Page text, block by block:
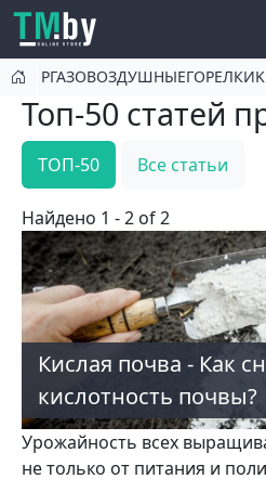
Перейти к основному
Топ-50 статей
ТОП-50 Все статьи
Найдено 1 - 2 of 2
Кислая почва - Как
кислотность почвы?
Урожайность всех
не только от пита­ния и